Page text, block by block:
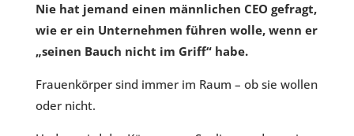
Nie hat jemand einen männlichen CEO gefragt,
wie er ein Unternehmen führen wolle, wenn er
„seinen Bauch nicht im Griff“ habe.
Frauenkörper sind immer im Raum – ob sie wollen
oder nicht.